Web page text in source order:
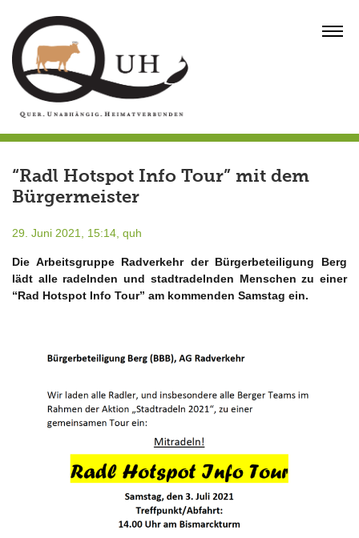
content
“Radl Hotspot Info Tour” mit dem
Bürgermeister
29. Juni 2021, 15:14, quh
Die Arbeitsgruppe Radverkehr der Bürgerbeteiligung Berg
lädt alle radelnden und stadtradelnden Menschen zu einer
“Rad Hotspot Info Tour” am kommenden Samstag ein.